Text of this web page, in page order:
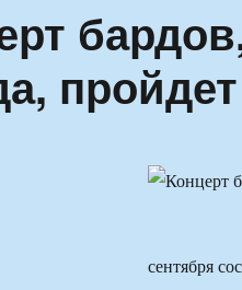
сентября